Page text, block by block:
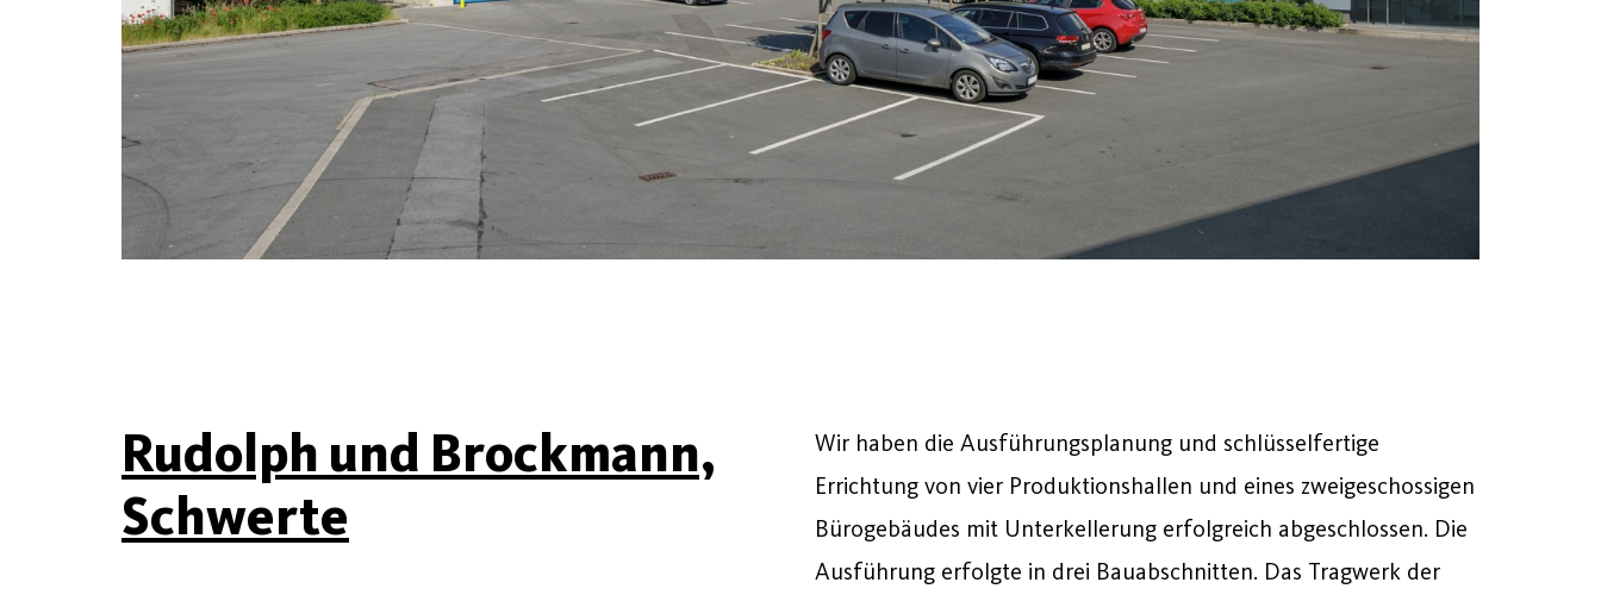
Rudolph und Brockmann,
Schwerte
Wir haben die Ausführungsplanung und schlüsselfertige
Errichtung von vier Produktionshallen und eines zweigeschossigen
Bürogebäudes mit Unterkellerung erfolgreich abgeschlossen. Die
Ausführung erfolgte in drei Bauabschnitten. Das Tragwerk der